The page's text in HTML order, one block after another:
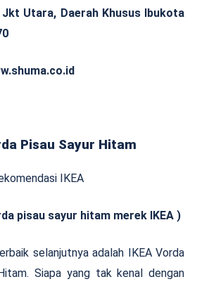
Jkt Utara, Daerah Khusus Ibukota
Pisau Sayur Hitam
pisau sayur hitam merek IKEA )
selanjutnya adalah IKEA Vorda
Siapa yang tak kenal dengan